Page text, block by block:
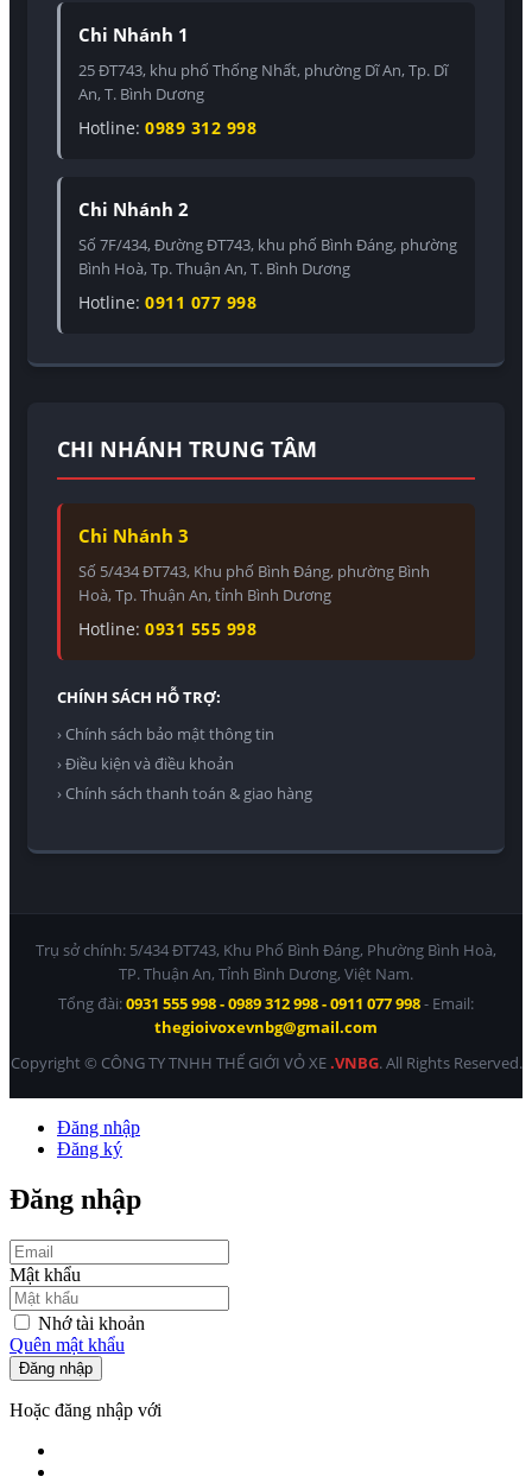
Chi Nhánh 1
25 ĐT743, khu phố Thống Nhất, phường Dĩ An, Tp. Dĩ
An, T. Bình Dương
Hotline: 0989 312 998
Chi Nhánh 2
Số 7F/434, Đường ĐT743, khu phố Bình Đáng, phường
Bình Hoà, Tp. Thuận An, T. Bình Dương
Hotline: 0911 077 998
CHI NHÁNH TRUNG TÂM
Chi Nhánh 3
Số 5/434 ĐT743, Khu phố Bình Đáng, phường Bình
Hoà, Tp. Thuận An, tỉnh Bình Dương
Hotline: 0931 555 998
CHÍNH SÁCH HỖ TRỢ:
› Chính sách bảo mật thông tin
› Điều kiện và điều khoản
› Chính sách thanh toán & giao hàng
Trụ sở chính: 5/434 ĐT743, Khu Phố Bình Đáng, Phường Bình Hoà,
TP. Thuận An, Tỉnh Bình Dương, Việt Nam.
Tổng đài:0931 555 998 - 0989 312 998 - 0911 077 998- Email:
thegioivoxevnbg@gmail.com
Copyright © CÔNG TY TNHH THẾ GIỚI VỎ XE.VNBG. All Rights Reserved.
Đăng nhập
Đăng ký
Đăng nhập
Mật khẩu
Nhớ tài khoản
Quên mật khẩu
Đăng nhập
Hoặc đăng nhập với